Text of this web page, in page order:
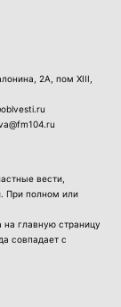
2А, пом XIII,
вести,
При полном или
на главную страницу
совпадает с